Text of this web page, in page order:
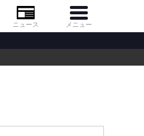
ニュース メニュー